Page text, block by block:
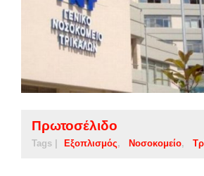
Πρωτοσέλιδο
Tags | Εξοπλισμός Νοσοκομείο